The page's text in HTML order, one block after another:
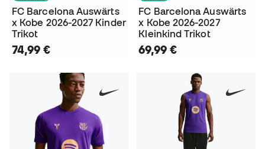
FC Barcelona Auswärts
x Kobe 2026-2027 Kinder
Trikot
74,99 €
FC Barcelona Auswärts
x Kobe 2026-2027
Kleinkind Trikot
69,99 €